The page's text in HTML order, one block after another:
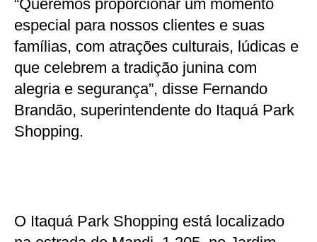
“Queremos proporcionar um momento
especial para nossos clientes e suas
famílias, com atrações culturais, lúdicas e
que celebrem a tradição junina com
alegria e segurança”, disse Fernando
Brandão, superintendente do Itaquá Park
Shopping.
O Itaquá Park Shopping está localizado